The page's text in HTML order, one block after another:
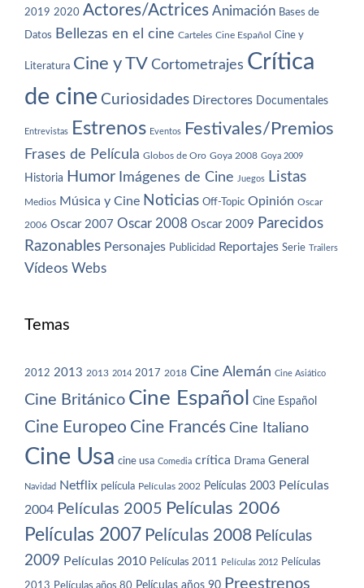
2019 2020 Actores/Actrices Animación Bases de
Datos Bellezas en el cine Carteles Cine Español Cine y
Literatura Cine y TV Cortometrajes Crítica
de cine Curiosidades Directores Documentales
Entrevistas Estrenos Eventos Festivales/Premios
Frases de Película Globos de Oro Goya 2008 Goya 2009
Historia Humor Imágenes de Cine Juegos Listas
Medios Música y Cine Noticias Off-Topic Opinión Oscar
2006 Oscar 2007 Oscar 2008 Oscar 2009 Parecidos
Razonables Personajes Publicidad Reportajes Serie Trailers
Vídeos Webs
Temas
2012 2013 2013 2014 2017 2018 Cine Alemán Cine Asiático
Cine Británico Cine Español Cine Español
Cine Europeo Cine Francés Cine Italiano
Cine Usa cine usa Comedia crítica Drama General
Navidad Netflix película Películas 2002 Películas 2003 Películas
2004 Películas 2005 Películas 2006
Películas 2007 Películas 2008 Películas
2009 Películas 2010 Películas 2011 Películas 2012 Películas
2013 Películas años 80 Películas años 90 Preestrenos